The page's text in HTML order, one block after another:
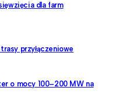
dla farm
przyłączeniowe
o mocy 100–200 MW na